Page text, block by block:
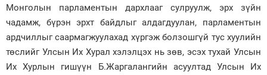
Монголын парламентын дархлааг сулруулж, эрх зүйн
чадамж, бүрэн эрхт байдлыг алдагдуулан, парламентын
ардчиллыг саармагжуулахад хүргэж болзошгүй тус хуулийн
төслийг Улсын Их Хурал хэлэлцэх нь зөв, эсэх тухай Улсын
Их Хурлын гишүүн Б.Жаргалангийн асуултад Улсын Их